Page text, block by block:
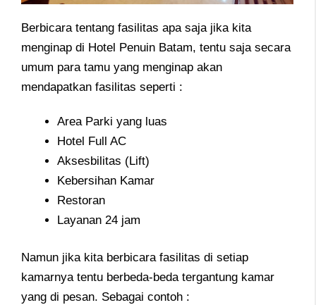
Berbicara tentang fasilitas apa saja jika kita
menginap di Hotel Penuin Batam, tentu saja secara
umum para tamu yang menginap akan
mendapatkan fasilitas seperti :
Area Parki yang luas
Hotel Full AC
Aksesbilitas (Lift)
Kebersihan Kamar
Restoran
Layanan 24 jam
Namun jika kita berbicara fasilitas di setiap
kamarnya tentu berbeda-beda tergantung kamar
yang di pesan. Sebagai contoh :